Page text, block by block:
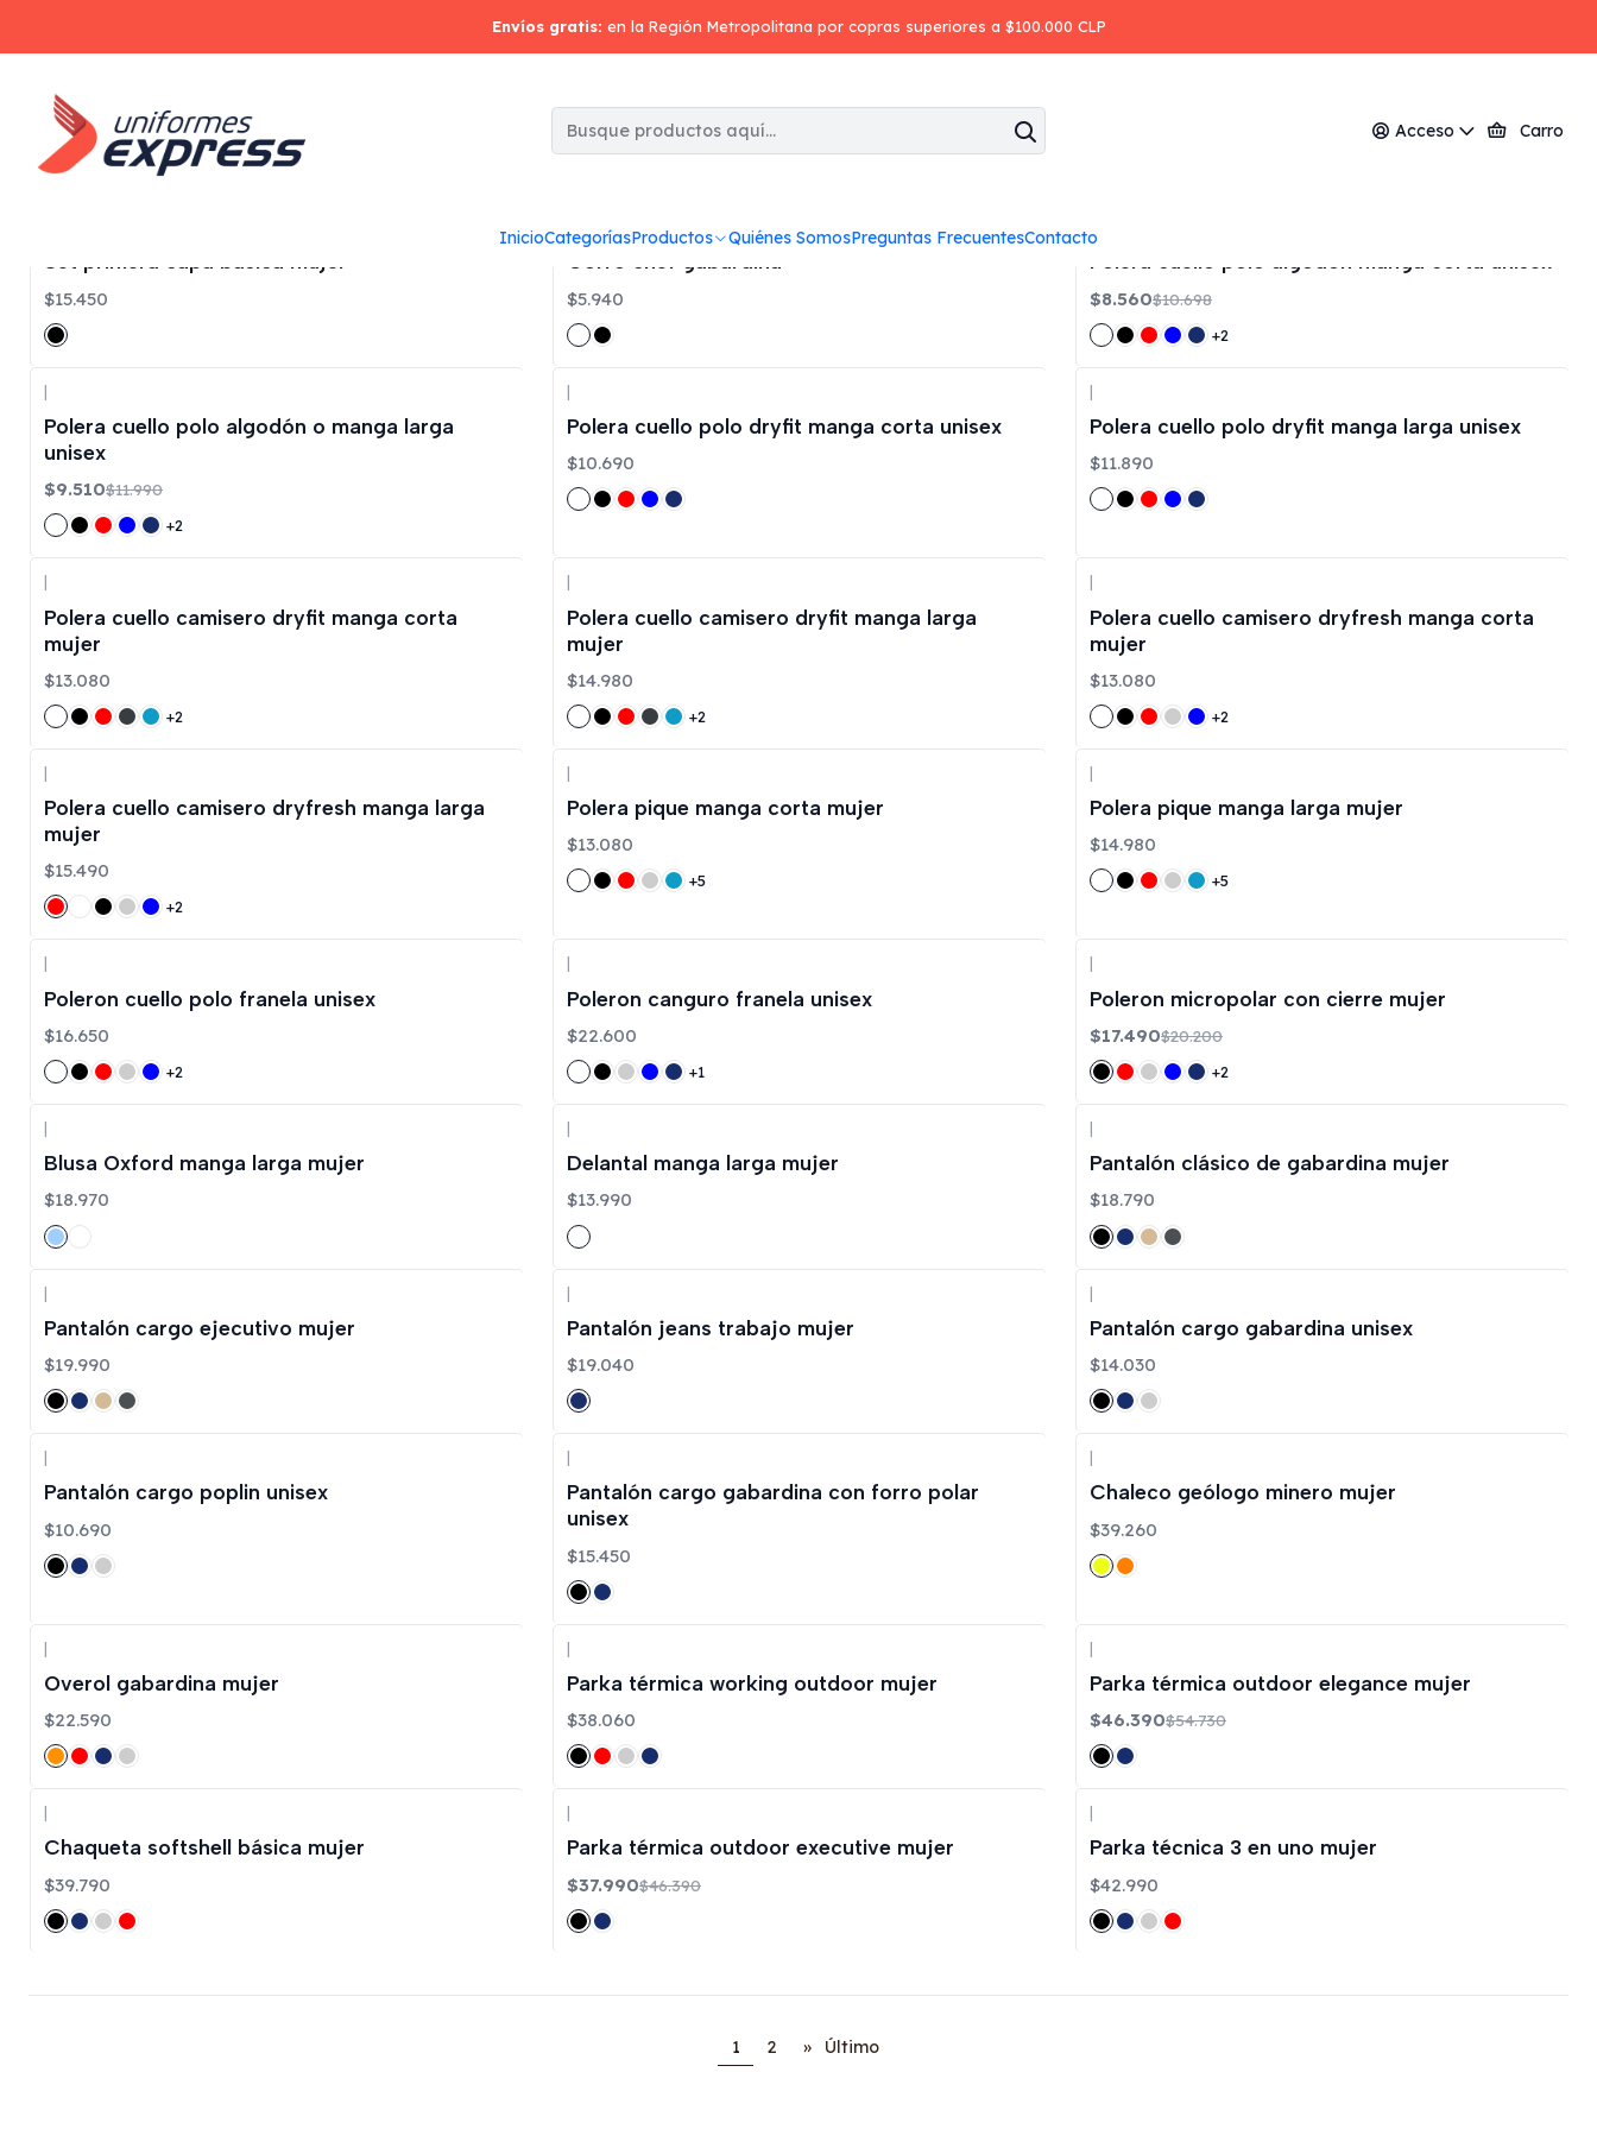
Acceso Carro
InicioCategoríasProductos Quiénes SomosPreguntas FrecuentesContacto
Envíos gratis: en la Región Metropolitana por copras superiores a $100.000 CLP
Inicio Mujer
Mujer
Set primera capa basica mujer
$15.450
Gorro chef gabardina
$5.940
Polera cuello polo algodón manga corta unisex
$8.560$10.698
+2
Polera cuello polo algodón o manga larga
unisex
$9.510$11.990
+2
Polera cuello polo dryfit manga corta unisex
$10.690
Polera cuello polo dryfit manga larga unisex
$11.890
Polera cuello camisero dryfit manga corta
mujer
$13.080
+2
Polera cuello camisero dryfit manga larga
mujer
$14.980
+2
Polera cuello camisero dryfresh manga corta
mujer
$13.080
+2
Polera cuello camisero dryfresh manga larga
mujer
$15.490
+2
Polera pique manga corta mujer
$13.080
+5
Polera pique manga larga mujer
$14.980
+5
Poleron cuello polo franela unisex
$16.650
+2
Poleron canguro franela unisex
$22.600
+1
Poleron micropolar con cierre mujer
$17.490$20.200
+2
Blusa Oxford manga larga mujer
$18.970
Delantal manga larga mujer
$13.990
Pantalón clásico de gabardina mujer
$18.790
|
Pantalón cargo ejecutivo mujer
$19.990
|
Pantalón jeans trabajo mujer
$19.040
|
Pantalón cargo gabardina unisex
$14.030
Pantalón cargo poplin unisex
$10.690
Pantalón cargo gabardina con forro polar
unisex
$15.450
Chaleco geólogo minero mujer
$39.260
|
Overol gabardina mujer
$22.590
|
Parka térmica working outdoor mujer
$38.060
|
Parka térmica outdoor elegance mujer
$46.390$54.730
Chaqueta softshell básica mujer
$39.790
Parka térmica outdoor executive mujer
$37.990$46.390
Parka técnica 3 en uno mujer
$42.990
1 2 » Último